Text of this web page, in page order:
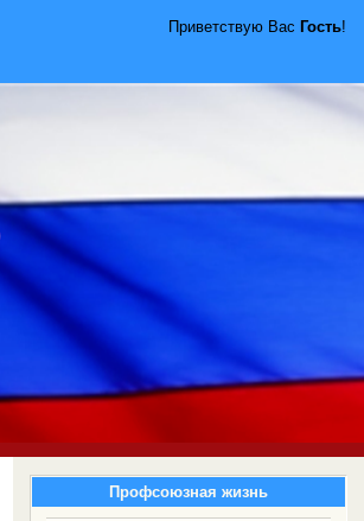
Приветствую Вас Гость!
Профсоюзная жизнь